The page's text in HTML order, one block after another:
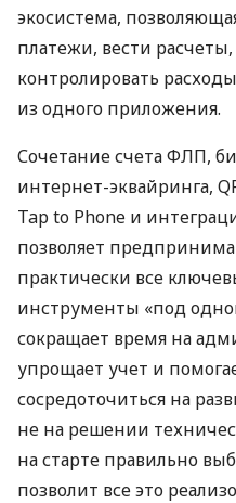
экосистема,
платежи, вести расчеты,
контролировать
из одного приложения.
Сочетание счета ФЛП,
интернет-эквайринга,
Tap to Phone и
позволяет
практически все
инструменты «под
сокращает время на
упрощает учет и
сосредоточиться на
не на решении
на старте правильно
позволит все это